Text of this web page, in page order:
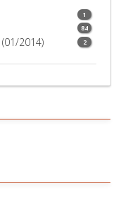
1
84
(01/2014) 2